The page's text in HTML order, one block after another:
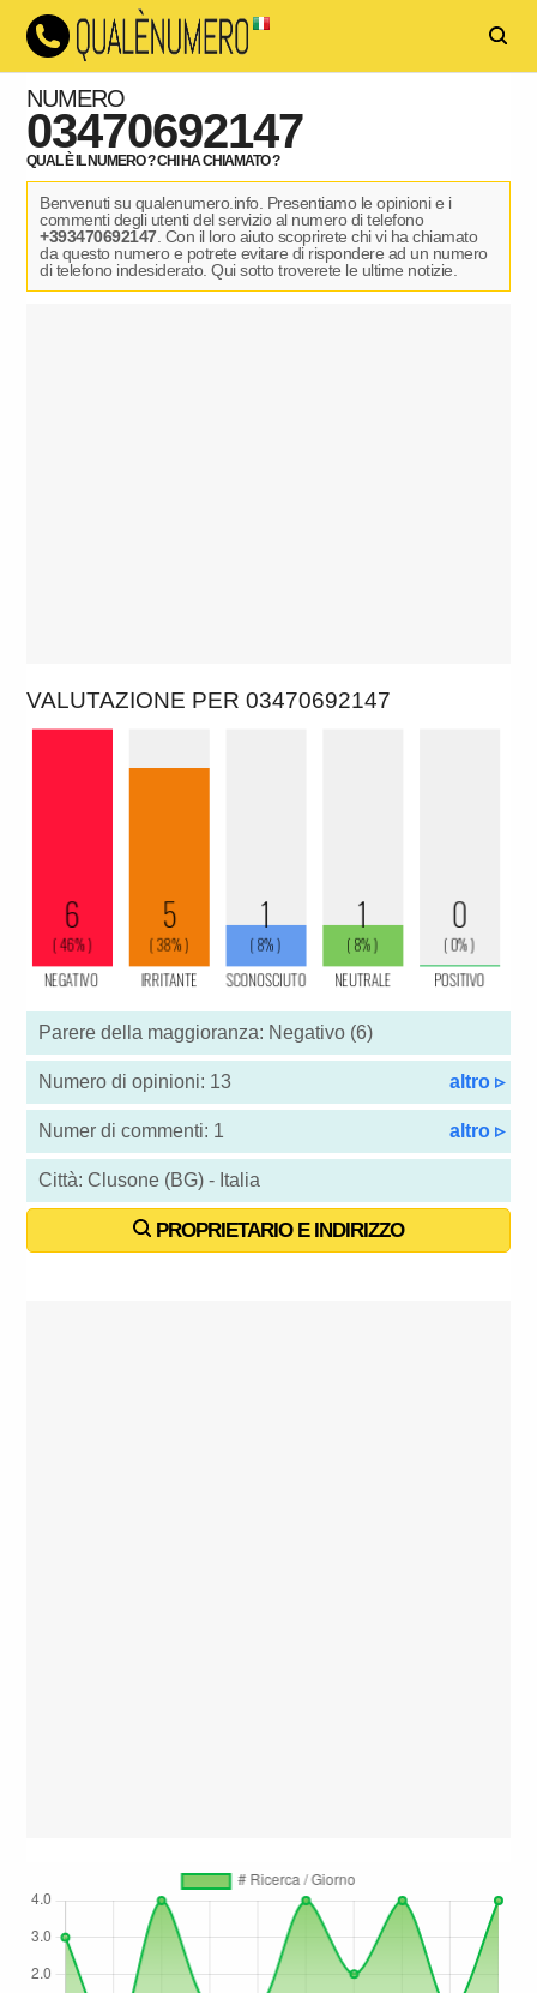
NUMERO
03470692147
QUAL È IL NUMERO ? CHI HA CHIAMATO ?
Benvenuti su qualenumero.info. Presentiamo le opinioni e i
commenti degli utenti del servizio al numero di telefono
+393470692147. Con il loro aiuto scoprirete chi vi ha chiamato
da questo numero e potrete evitare di rispondere ad un numero
di telefono indesiderato. Qui sotto troverete le ultime notizie.
VALUTAZIONE PER 03470692147
Parere della maggioranza: Negativo (6)
Numero di opinioni: 13 altro ▹
Numer di commenti: 1 altro ▹
Città: Clusone (BG) - Italia
PROPRIETARIO E INDIRIZZO